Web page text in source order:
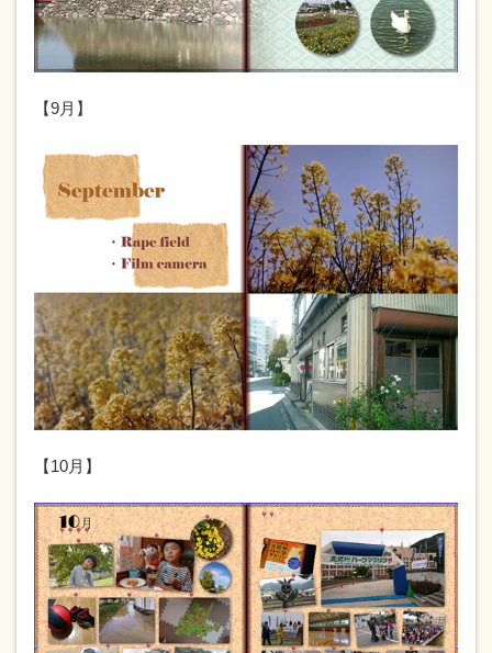
【9月】
【10月】